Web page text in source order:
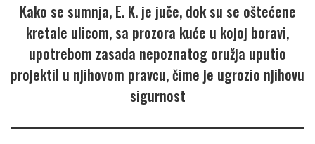
Kako se sumnja, E. K. je juče, dok su se oštećene
kretale ulicom, sa prozora kuće u kojoj boravi,
upotrebom zasada nepoznatog oružja uputio
projektil u njihovom pravcu, čime je ugrozio njihovu
sigurnost